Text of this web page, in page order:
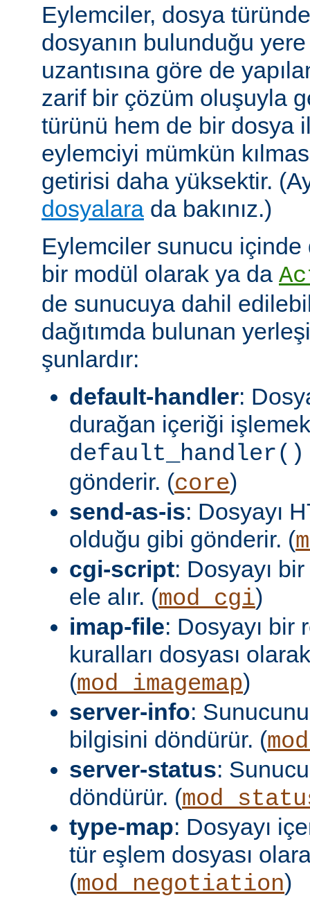
Eylemciler, dosya
dosyanın bulunduğu
uzantısına göre de
zarif bir çözüm oluşuyla
türünü hem de bir dosya
eylemciyi mümkün
getirisi daha yüksektir.
dosyalara da bakınız.)
Eylemciler sunucu
bir modül olarak ya da
de sunucuya dahil
dağıtımda bulunan
şunlardır:
default-handler:
durağan içeriği
default_handler()
gönderir. (core)
send-as-is: Dosyayı
olduğu gibi gönderir. (
cgi-script: Dosyayı
ele alır. (mod_cgi)
imap-file: Dosyayı bir
kuralları dosyası
(mod_imagemap)
server-info:
bilgisini döndürür. (
server-status:
döndürür. (
type-map: Dosyayı
tür eşlem dosyası
(mod_negotiation)